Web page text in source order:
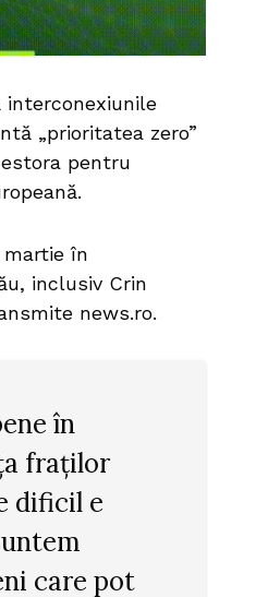
interconexiunile
„prioritatea zero”
pentru
în
inclusiv Crin
news.ro.
în
fraților
dificil e
care pot